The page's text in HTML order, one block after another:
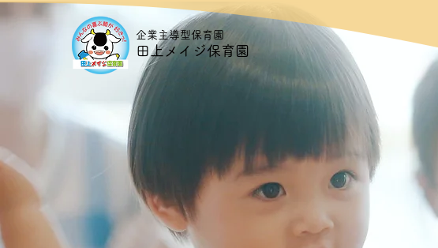
​企業主導型保育園
​田上メイジ保育園